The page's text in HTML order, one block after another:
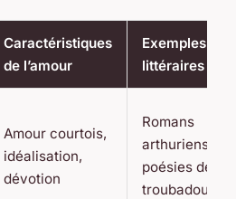
Caractéristiques
de l’amour
Exemples
littéraires
Amour courtois,
idéalisation,
dévotion
Romans
arthuriens,
poésies des
troubadours